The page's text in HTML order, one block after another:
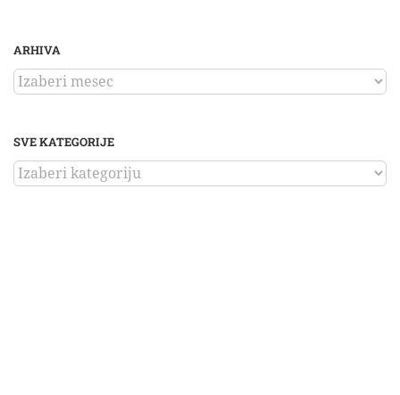
ARHIVA
ARHIVA
SVE KATEGORIJE
SVE
KATEGORIJE